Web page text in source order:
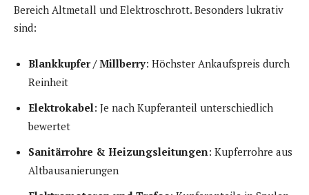
Bereich Altmetall und Elektroschrott. Besonders lukrativ
sind:
Blankkupfer / Millberry: Höchster Ankaufspreis durch
Reinheit
Elektrokabel: Je nach Kupferanteil unterschiedlich
bewertet
Sanitärrohre & Heizungsleitungen: Kupferrohre aus
Altbausanierungen